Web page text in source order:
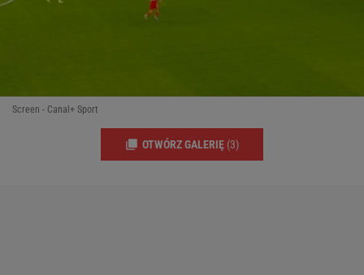
Screen - Canal+ Sport
OTWÓRZ GALERIĘ (3)